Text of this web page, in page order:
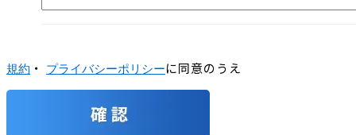
規約 ・ プライバシーポリシーに同意のうえ